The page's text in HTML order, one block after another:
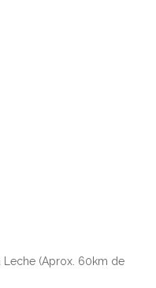
Leche (Aprox. 60km de